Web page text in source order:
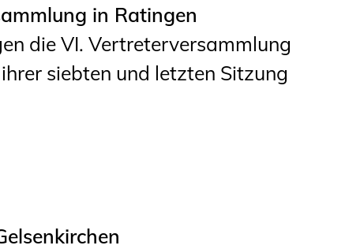
in Ratingen
die VI. Vertreterversammlung
siebten und letzten Sitzung